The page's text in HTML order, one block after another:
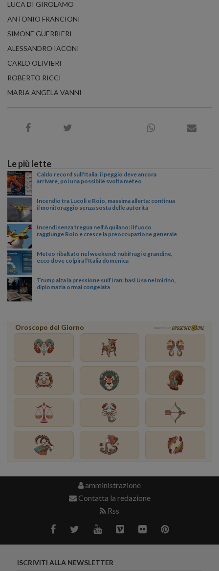
LUCA DI GIROLAMO
ANTONIO FRANCIONI
SIMONE GUERRIERI
ALESSANDRO IACONI
CARLO OLIVIERI
ROBERTO RICCI
MARIA ANGELA VANNI
Le più lette
Caldo record sull'Italia: il peggio deve ancora
arrivare, poi una possibile svolta meteo
Incendio tra Lucoli e Roio, massima allerta: continua
il monitoraggio senza sosta delle autorità
Incendi senza tregua nell’Aquilano: il fuoco
raggiunge Roio e cresce la preoccupazione generale
Meteo ribaltato nel weekend: nubifragi e grandine,
ecco dove colpirà l’Italia domenica
Trump alza la pressione sull’Iran: basi Usa nel mirino,
diplomazia ormai congelata
Oroscopo del Giorno powered by OROSCOPO ORE
amministrazione
Contatta la redazione
Rss
ISCRIVITI ALLA NEWSLETTER